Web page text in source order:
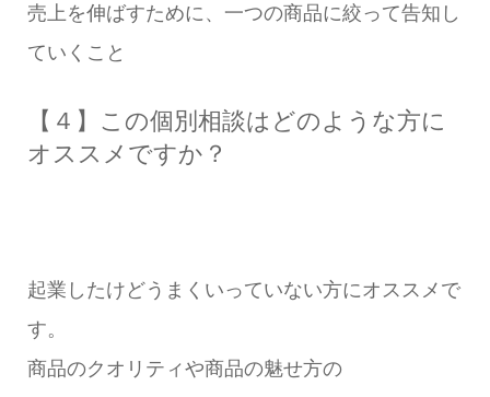
売上を伸ばすために、一つの商品に絞って告知し
ていくこと
【４】この個別相談はどのような方に
オススメですか？
起業したけどうまくいっていない方にオススメで
す。
商品のクオリティや商品の魅せ方の